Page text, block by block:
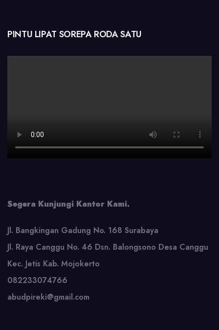
PINTU LIPAT SOREPA RODA SATU
Segera Kunjungi Kantor Kami.
Jl. Bangkingan Gadung No. 168 Surabaya
Jl. Raya Canggu No. 46 Dsn. Balongsono Desa Canggu
Kec. Jetis Kab. Mojokerto
082233074766
abudpireki@gmail.com